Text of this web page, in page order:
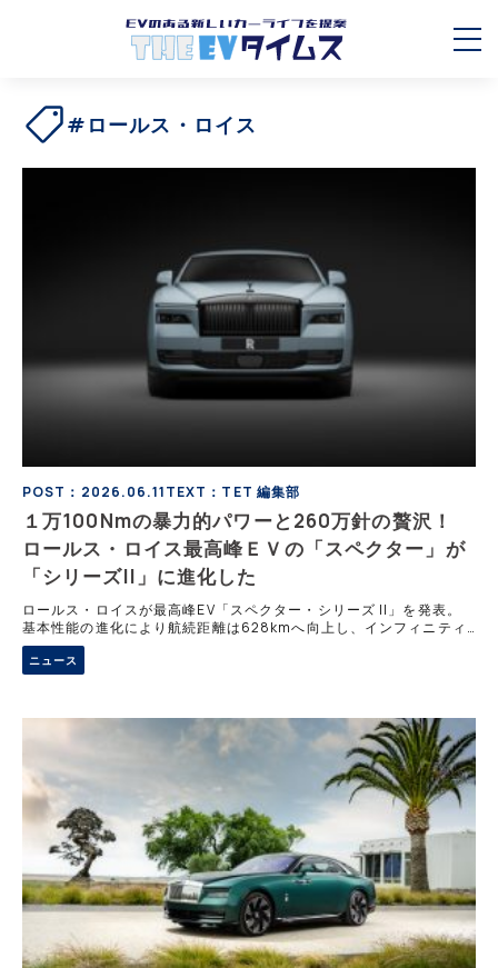
#ロールス・ロイス
POST：2026.06.11TEXT：TET 編集部
１万100Nmの暴力的パワーと260万針の贅沢！
ロールス・ロイス最高峰ＥＶの「スペクター」が
「シリーズII」に進化した
ロールス・ロイスが最高峰EV「スペクター・シリーズ II」を発表。
基本性能の進化により航続距離は628kmへ向上し、インフィニティ
モードで500kWを放つブラックバッジも登場。最大260万針の糸や7
万8000の穴が描くレザーアートなど、惜しみない手間と新素材がオ
ーナーのわがままを叶える究極のビスポーク空間を創り出す。
ニュース